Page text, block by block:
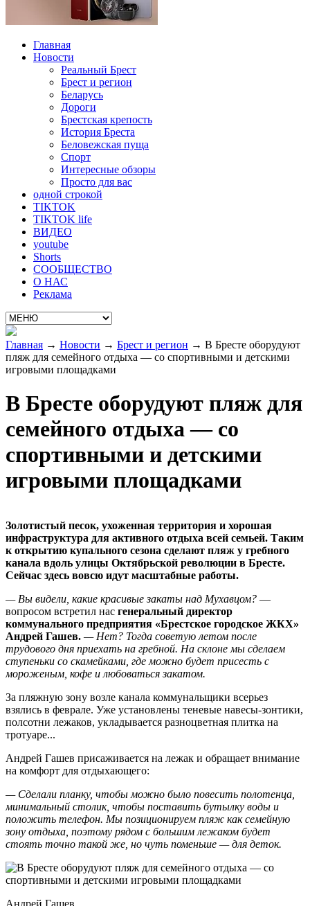
Главная
Новости
Реальный Брест
Брест и регион
Беларусь
Дороги
Брестская крепость
История Бреста
Беловежская пуща
Спорт
Интересные обзоры
Просто для вас
одной строкой
TIKTOK
TIKTOK life
ВИДЕО
youtube
Shorts
СООБЩЕСТВО
О НАС
Реклама
Главная → Новости → Брест и регион → В Бресте оборудуют
пляж для семейного отдыха — со спортивными и детскими
игровыми площадками
В Бресте оборудуют пляж для
семейного отдыха — со
спортивными и детскими
игровыми площадками
Золотистый песок, ухоженная территория и хорошая
инфраструктура для активного отдыха всей семьей. Таким
к открытию купального сезона сделают пляж у гребного
канала вдоль улицы Октябрьской революции в Бресте.
Сейчас здесь вовсю идут масштабные работы.
— Вы видели, какие красивые закаты над Мухавцом? —
вопросом встретил нас генеральный директор
коммунального предприятия «Брестское городское ЖКХ»
Андрей Гашев. — Нет? Тогда советую летом после
трудового дня приехать на гребной. На склоне мы сделаем
ступеньки со скамейками, где можно будет присесть с
мороженым, кофе и любоваться закатом.
За пляжную зону возле канала коммунальщики всерьез
взялись в феврале. Уже установлены теневые навесы-зонтики,
полсотни лежаков, укладывается разноцветная плитка на
тротуаре...
Андрей Гашев присаживается на лежак и обращает внимание
на комфорт для отдыхающего:
— Сделали планку, чтобы можно было повесить полотенца,
минимальный столик, чтобы поставить бутылку воды и
положить телефон. Мы позиционируем пляж как семейную
зону отдыха, поэтому рядом с большим лежаком будет
стоять точно такой же, но чуть поменьше — для деток.
Андрей Гашев.